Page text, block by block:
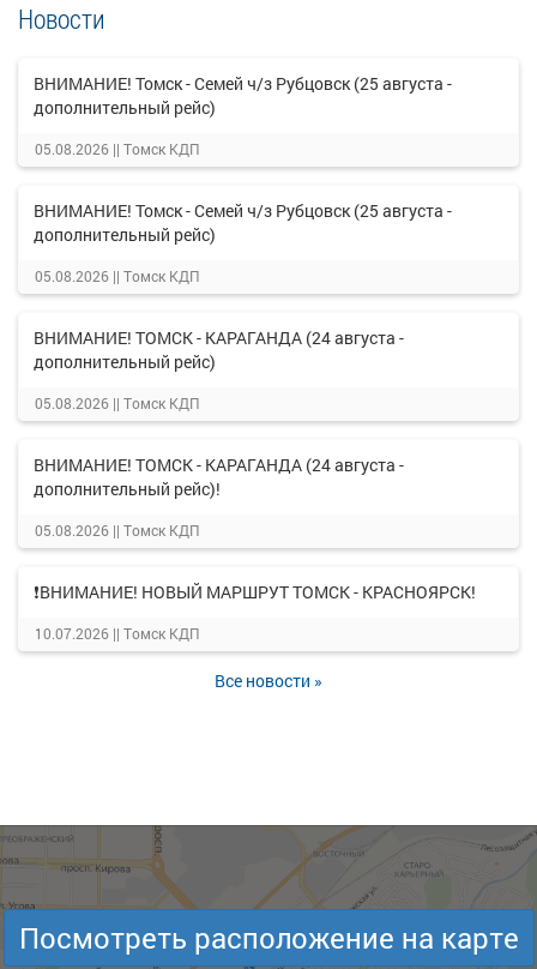
Новости
ВНИМАНИЕ! Томск - Семей ч/з Рубцовск (25 августа -
дополнительный рейс)
05.08.2026 || Томск КДП
ВНИМАНИЕ! Томск - Семей ч/з Рубцовск (25 августа -
дополнительный рейс)
05.08.2026 || Томск КДП
ВНИМАНИЕ! ТОМСК - КАРАГАНДА (24 августа -
дополнительный рейс)
05.08.2026 || Томск КДП
ВНИМАНИЕ! ТОМСК - КАРАГАНДА (24 августа -
дополнительный рейс)!
05.08.2026 || Томск КДП
❗ВНИМАНИЕ! НОВЫЙ МАРШРУТ ТОМСК - КРАСНОЯРСК!
10.07.2026 || Томск КДП
Все новости »
Посмотреть расположение на карте